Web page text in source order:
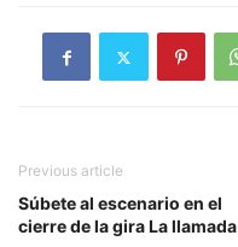
Previous article
Súbete al escenario en el
cierre de la gira La llamada